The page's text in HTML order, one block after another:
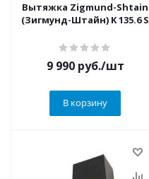
Вытяжка Zigmund-Shtain
(Зигмунд-Штайн) K 135.6 S
9 990руб./шт
В корзину